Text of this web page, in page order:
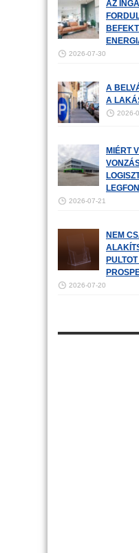
AZ
2026-07-30
A
A
2026-
MIÉRT
2026-07-21
NEM
2026-07-20